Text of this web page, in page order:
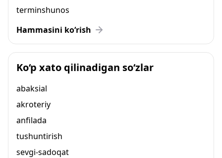
terminshunos
Hammasini ko‘rish
Ko‘p xato qilinadigan so‘zlar
abaksial
akroteriy
anfilada
tushuntirish
sevgi-sadoqat